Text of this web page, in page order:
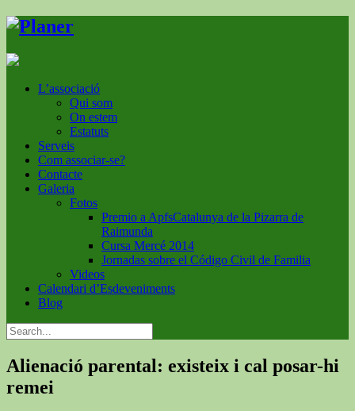
L’associació
Qui som
On estem
Estatuts
Serveis
Com associar-se?
Contacte
Galeria
Fotos
Premio a ApfsCatalunya de la Pizarra de
Raimunda
Cursa Mercé 2014
Jornadas sobre el Código Civil de Familia
Videos
Calendari d’Esdeveniments
Blog
Alienació parental: existeix i cal posar-hi
remei